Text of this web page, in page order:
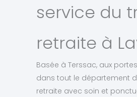
service du
retraite à
Basée à Terssac, aux
dans tout le département
retraite avec soin et